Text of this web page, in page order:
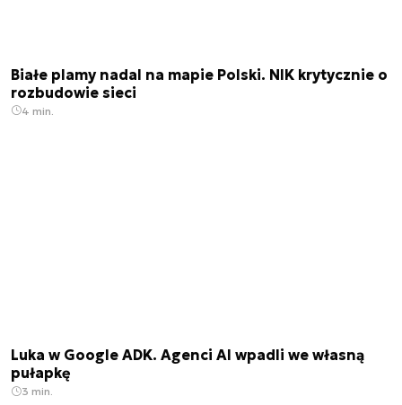
Białe plamy nadal na mapie Polski. NIK krytycznie o
rozbudowie sieci
4 min.
Luka w Google ADK. Agenci AI wpadli we własną
pułapkę
3 min.